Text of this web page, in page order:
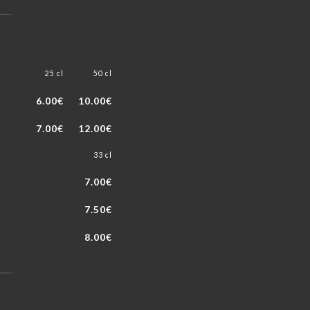
25 cl 50 cl
6.00€ 10.00€
7.00€ 12.00€
33 cl
7.00€
7.50€
8.00€